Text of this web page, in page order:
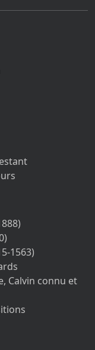
1563)
Calvin connu et